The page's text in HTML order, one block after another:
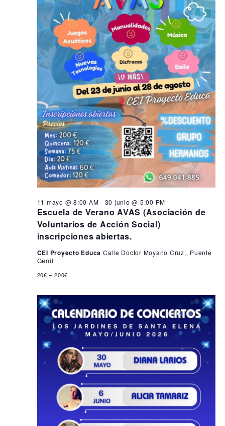
ó
n
d
e
b
ú
s
q
u
e
d
a
v
t
d
e
E
v
e
n
t
o
n
d
e
v
s
t
a
s
d
e
E
v
n
Escuela de Verano AVAS (Asociación de
Voluntarios de Acción Social)
inscripciones abiertas.
11 mayo @ 8:00 AM - 30 junio @ 5:00 PM
CEI Proyecto Educa Calle Doctor Moyano Cruz,, Puente
Genil
20€ – 200€